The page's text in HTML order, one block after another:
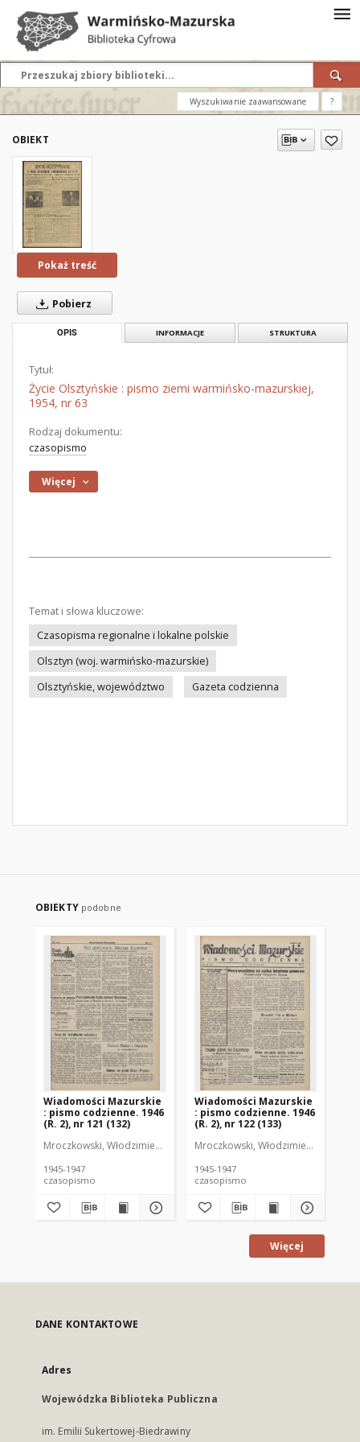
Wyszukiwanie zaawansowane ?
OBIEKT
Pokaż treść
Pobierz
OPIS INFORMACJE STRUKTURA
Tytuł:
Życie Olsztyńskie : pismo ziemi warmińsko-mazurskiej,
1954, nr 63
Rodzaj dokumentu:
czasopismo
Więcej
Temat i słowa kluczowe:
Czasopisma regionalne i lokalne polskie
Olsztyn (woj. warmińsko-mazurskie)
Olsztyńskie, województwo
Gazeta codzienna
OBIEKTY podobne
Wiadomości Mazurskie
: pismo codzienne. 1946
(R. 2), nr 121 (132)
Mroczkowski, Włodzimierz (1902-1971). Redaktor
1945-1947
czasopismo
Wiadomości Mazurskie
: pismo codzienne. 1946
(R. 2), nr 122 (133)
Mroczkowski, Włodzimierz (1902-
1945-1947
czasopismo
Więcej
DANE KONTAKTOWE
Adres
Wojewódzka Biblioteka Publiczna
im. Emilii Sukertowej-Biedrawiny